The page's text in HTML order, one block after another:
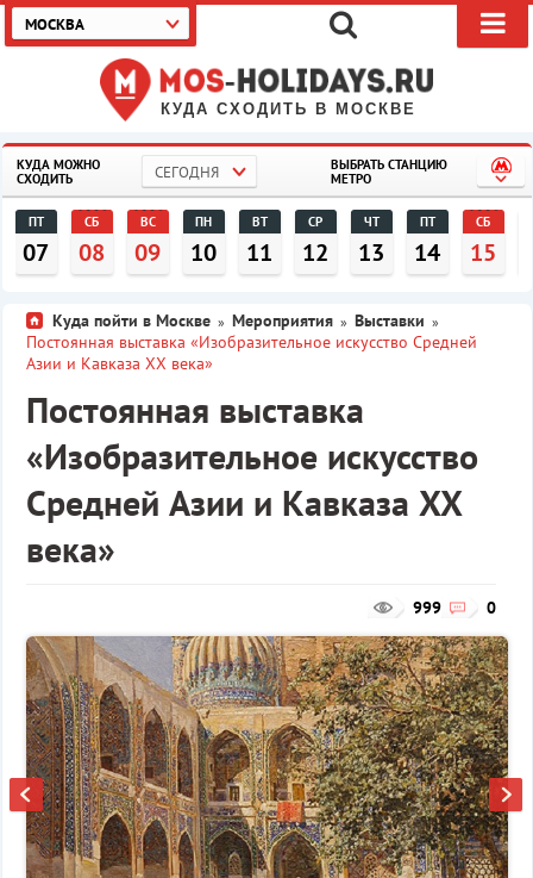
КУДА СХОДИТЬ В МОСКВЕ
МОСКВА
КУДА МОЖНО
СХОДИТЬ
СЕГОДНЯ
ВЫБРАТЬ СТАНЦИЮ
МЕТРО
ПТ
07
СБ
08
ВС
09
ПН
10
ВТ
11
СР
12
ЧТ
13
ПТ
14
СБ
15
Куда пойти в Москве » Мероприятия » Выставки »
Постоянная выставка «Изобразительное искусство Средней
Азии и Кавказа XX века»
Постоянная выставка
«Изобразительное искусство
Средней Азии и Кавказа XX
века»
0
999